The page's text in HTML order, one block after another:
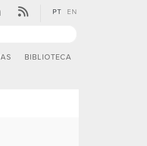
PT EN
BIBLIOTECA